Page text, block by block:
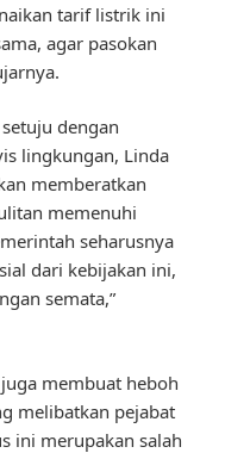
tarif listrik ini
agar pasokan
dengan
lingkungan, Linda
memberatkan
memenuhi
seharusnya
dari kebijakan ini,
semata,”
membuat heboh
melibatkan pejabat
ini merupakan salah